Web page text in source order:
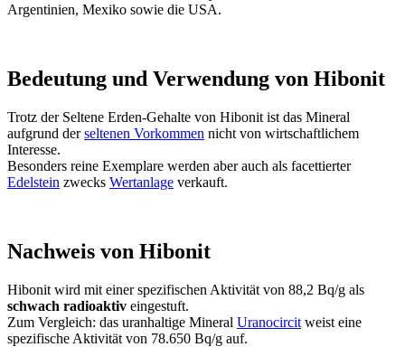
Argentinien, Mexiko sowie die USA.
Bedeutung und Verwendung von Hibonit
Trotz der Seltene Erden-Gehalte von Hibonit ist das Mineral
aufgrund derseltenen Vorkommen nicht von wirtschaftlichem
Interesse.
Besonders reine Exemplare werden aber auch als facettierter
Edelstein zwecks Wertanlage verkauft.
Nachweis von Hibonit
Hibonit wird mit einer spezifischen Aktivität von 88,2 Bq/g als
schwach radioaktiv eingestuft.
Zum Vergleich: das uranhaltige Mineral Uranocircit weist eine
spezifische Aktivität von 78.650 Bq/g auf.